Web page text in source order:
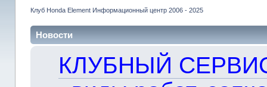
Клуб Honda Element Информационный центр 2006 - 2025
Новости
КЛУБНЫЙ